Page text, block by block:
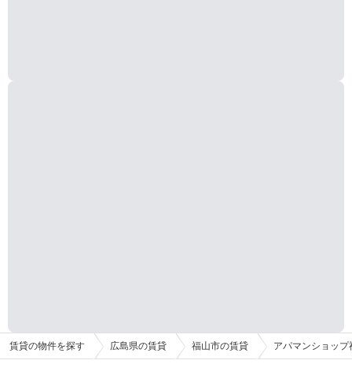
賃貸の物件を探す 広島県の賃貸 福山市の賃貸 アパマンショッ